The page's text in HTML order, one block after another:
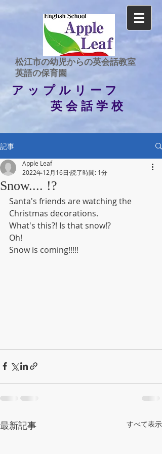
​松江市の幼児からの英会話教室
​英語の保育園
アップルリーフ
英会話学校
記事
Snow.... !?
Apple Leaf
2022年12月16日 読了時間: 1分
Santa's friends are watching the
Christmas decorations.
What's this?! Is that snow!?
Oh!
Snow is coming!!!!!
最新記事 すべて表示